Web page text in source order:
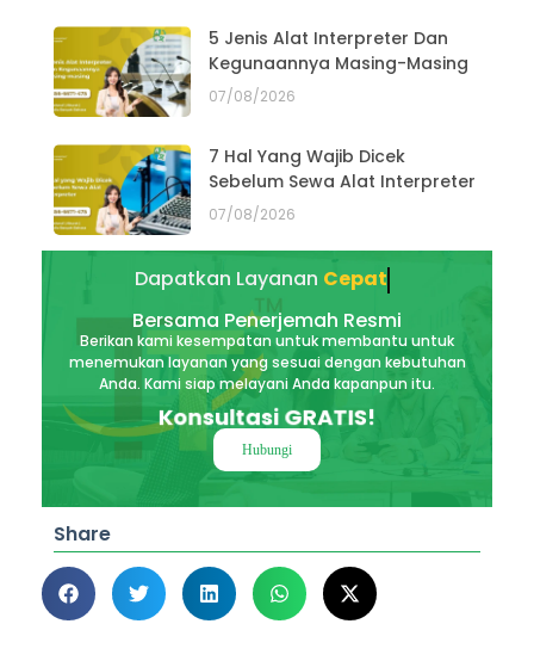
5 Jenis Alat Interpreter Dan
Kegunaannya Masing-Masing
07/08/2026
7 Hal Yang Wajib Dicek
Sebelum Sewa Alat Interpreter
07/08/2026
Dapatkan LayananCepat
Bersama Penerjemah Resmi
Berikan kami kesempatan untuk membantu untuk
menemukan layanan yang sesuai dengan kebutuhan
Anda. Kami siap melayani Anda kapanpun itu.
Konsultasi GRATIS!
Hubungi
Share